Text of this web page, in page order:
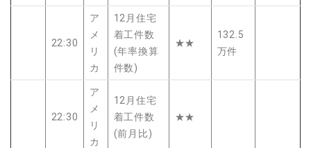
22:30
ア
メ
リ
カ
12月住宅
着工件数
(年率換算
件数)
★★
132.5
万件
22:30
ア
メ
リ
カ
12月住宅
着工件数
(前月比)
★★